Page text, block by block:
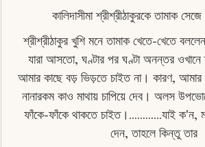
কালিদাসীমা শ্রীশ্রীঠাকুরকে তামাক
শ্রীশ্রীঠাকুর খুশি মনে তামাক খেতে-খেতে
যারা আসতো, ঘণ্টার পর ঘণ্টা অনন্তর ওখানে
আমার কাছে বড় ভিড়তে চাইত না। কারণ,
নানারকম কাও মাথায় চাপিয়ে দেব। অলস
ফাঁকে-ফাঁকে থাকতে চাইত।............যাই ক'ন,
দেন, তাহলে কিন্তু তার